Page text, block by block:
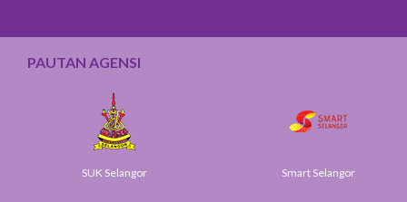
PAUTAN AGENSI
SUK Selangor Smart Selangor